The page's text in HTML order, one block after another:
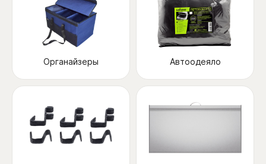
Органайзеры Автоодеяло